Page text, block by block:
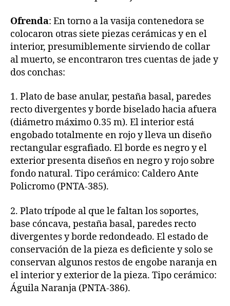
Ofrenda: En torno a la vasija contenedora se
colocaron otras siete piezas cerámicas y en el
interior, presumiblemente sirviendo de collar
al muerto, se encontraron tres cuentas de jade y
dos conchas:
1. Plato de base anular, pestaña basal, paredes
recto divergentes y borde biselado hacia afuera
(diámetro máximo 0.35 m). El interior está
engobado totalmente en rojo y lleva un diseño
rectangular esgrafiado. El borde es negro y el
exterior presenta diseños en negro y rojo sobre
fondo natural. Tipo cerámico: Caldero Ante
Policromo (PNTA-385).
2. Plato trípode al que le faltan los soportes,
base cóncava, pestaña basal, paredes recto
divergentes y borde redondeado. El estado de
conservación de la pieza es deficiente y solo se
conservan algunos restos de engobe naranja en
el interior y exterior de la pieza. Tipo cerámico:
Águila Naranja (PNTA-386).